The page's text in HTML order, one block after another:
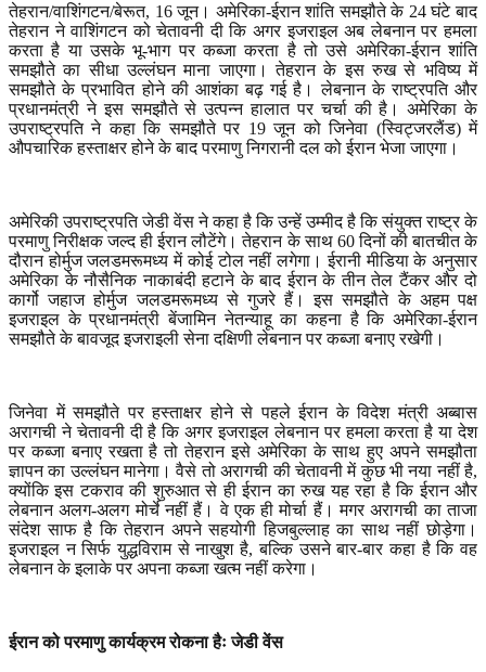
तेहरान/वाशिंगटन/बेरूत, 16जून। अमेरिका-ईरान शांति समझौते के 24घंटे बाद
तेहरान ने वाशिंगटन को चेतावनी दी कि अगर इजराइल अब लेबनान पर हमला
करता है या उसके भू-भाग पर कब्जा करता है तो उसे अमेरिका-ईरान शांति
समझौते का सीधा उल्लंघन माना जाएगा। तेहरान के इस रुख से भविष्य में
समझौते के प्रभावित होने की आशंका बढ़ गई है। लेबनान के राष्ट्रपति और
प्रधानमंत्री ने इस समझौते से उत्पन्न हालात पर चर्चा की है। अमेरिका के
उपराष्ट्रपति ने कहा कि समझौते पर 19जून को जिनेवा (स्विट्जरलैंड) में
औपचारिक हस्ताक्षर होने के बाद परमाणु निगरानी दल को ईरान भेजा जाएगा।
अमेरिकी उपराष्ट्रपति जेडी वेंस ने कहा है कि उन्हें उम्मीद है कि संयुक्त राष्ट्र के
परमाणु निरीक्षक जल्द ही ईरान लौटेंगे। तेहरान के साथ 60दिनों की बातचीत के
दौरान होर्मुज जलडमरूमध्य में कोई टोल नहीं लगेगा। ईरानी मीडिया के अनुसार
अमेरिका के नौसैनिक नाकाबंदी हटाने के बाद ईरान के तीन तेल टैंकर और दो
कार्गो जहाज होर्मुज जलडमरूमध्य से गुजरे हैं। इस समझौते के अहम पक्ष
इजराइल के प्रधानमंत्री बेंजामिन नेतन्याहू का कहना है कि अमेरिका-ईरान
समझौते के बावजूद इजराइली सेना दक्षिणी लेबनान पर कब्जा बनाए रखेगी।
जिनेवा में समझौते पर हस्ताक्षर होने से पहले ईरान के विदेश मंत्री अब्बास
अरागची ने चेतावनी दी है कि अगर इजराइल लेबनान पर हमला करता है या देश
पर कब्जा बनाए रखता है तो तेहरान इसे अमेरिका के साथ हुए अपने समझौता
ज्ञापन का उल्लंघन मानेगा। वैसे तो अरागची की चेतावनी में कुछ भी नया नहीं है,
क्योंकि इस टकराव की शुरुआत से ही ईरान का रुख यह रहा है कि ईरान और
लेबनान अलग-अलग मोर्चे नहीं हैं। वे एक ही मोर्चा हैं। मगर अरागची का ताजा
संदेश साफ है कि तेहरान अपने सहयोगी हिजबुल्लाह का साथ नहीं छोड़ेगा।
इजराइल न सिर्फ युद्धविराम से नाखुश है,बल्कि उसने बार-बार कहा है कि वह
लेबनान के इलाके पर अपना कब्जा खत्म नहीं करेगा।
ईरान को परमाणु कार्यक्रम रोकना हैः जेडी वेंस